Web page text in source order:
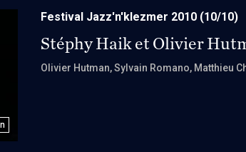
Festival Jazz'n'klezmer 2010 (10/10)
Stéphy Haik et Olivier
Olivier Hutman, Sylvain Romano, Matthieu